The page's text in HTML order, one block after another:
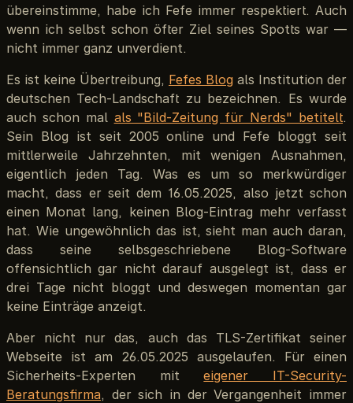
übereinstimme, habe ich Fefe immer respektiert. Auch
wenn ich selbst schon öfter Ziel seines Spotts war —
nicht immer ganz unverdient.
Es ist keine Übertreibung, Fefes Blog als Institution der
deutschen Tech-Landschaft zu bezeichnen. Es wurde
auch schon mal als "Bild-Zeitung für Nerds" betitelt.
Sein Blog ist seit 2005 online und Fefe bloggt seit
mittlerweile Jahrzehnten, mit wenigen Ausnahmen,
eigentlich jeden Tag. Was es um so merkwürdiger
macht, dass er seit dem 16.05.2025, also jetzt schon
einen Monat lang, keinen Blog-Eintrag mehr verfasst
hat. Wie ungewöhnlich das ist, sieht man auch daran,
dass seine selbsgeschriebene Blog-Software
offensichtlich gar nicht darauf ausgelegt ist, dass er
drei Tage nicht bloggt und deswegen momentan gar
keine Einträge anzeigt.
Aber nicht nur das, auch das TLS-Zertifikat seiner
Webseite ist am 26.05.2025 ausgelaufen. Für einen
Sicherheits-Experten miteigener IT-Security-
Beratungsfirma, der sich in der Vergangenheit immer